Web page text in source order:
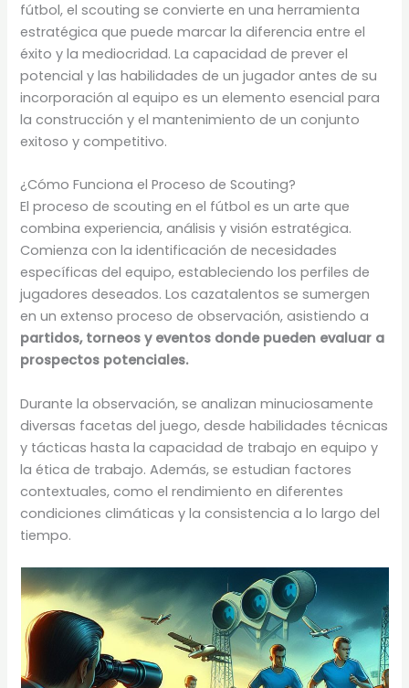
fútbol, el scouting se convierte en una herramienta
estratégica que puede marcar la diferencia entre el
éxito y la mediocridad. La capacidad de prever el
potencial y las habilidades de un jugador antes de su
incorporación al equipo es un elemento esencial para
la construcción y el mantenimiento de un conjunto
exitoso y competitivo.
¿Cómo Funciona el Proceso de Scouting?
El proceso de scouting en el fútbol es un arte que
combina experiencia, análisis y visión estratégica.
Comienza con la identificación de necesidades
específicas del equipo, estableciendo los perfiles de
jugadores deseados. Los cazatalentos se sumergen
en un extenso proceso de observación, asistiendo a
partidos, torneos y eventos donde pueden evaluar a
prospectos potenciales.
Durante la observación, se analizan minuciosamente
diversas facetas del juego, desde habilidades técnicas
y tácticas hasta la capacidad de trabajo en equipo y
la ética de trabajo. Además, se estudian factores
contextuales, como el rendimiento en diferentes
condiciones climáticas y la consistencia a lo largo del
tiempo.